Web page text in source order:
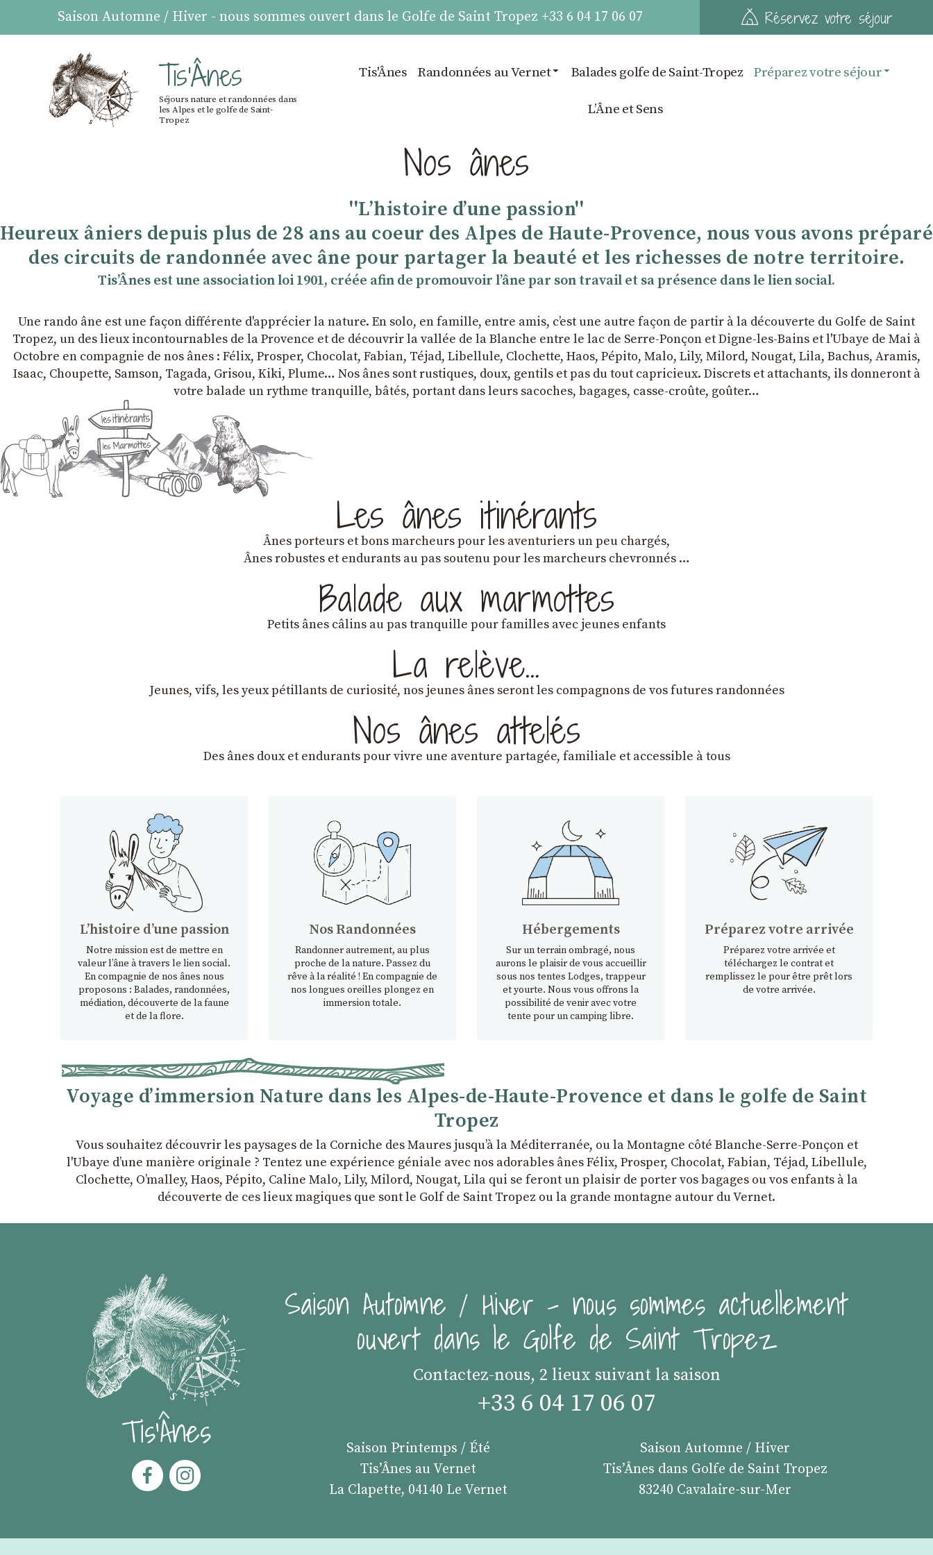
Saison Automne / Hiver - nous sommes ouvert dans le Golfe de Saint Tropez +33 6 04 17 06 07 Réservez votre séjour
Tis'Ânes
Séjours nature et randonnées dans
les Alpes et le golfe de Saint-
Tropez
Tis'Ânes Randonnées au Vernet Balades golfe de Saint-Tropez Préparez votre séjour
LʼÂne et Sens
Nos ânes
''Lʼhistoire dʼune passion''
Heureux âniers depuis plus de 28 ans au coeur des Alpes de Haute-Provence, nous vous avons préparé
des circuits de randonnée avec âne pour partager la beauté et les richesses de notre territoire.
TisʼÂnes est une association loi 1901, créée afin de promouvoir lʼâne par son travail et sa présence dans le lien social.
Une rando âne est une façon différente d'apprécier la nature. En solo, en famille, entre amis, cʼest une autre façon de partir à la découverte du Golfe de Saint
Tropez, un des lieux incontournables de la Provence et de découvrir la vallée de la Blanche entre le lac de Serre-Ponçon et Digne-les-Bains et l'Ubaye de Mai à
Octobre en compagnie de nos ânes : Félix, Prosper, Chocolat, Fabian, Téjad, Libellule, Clochette, Haos, Pépito, Malo, Lily, Milord, Nougat, Lila, Bachus, Aramis,
Isaac, Choupette, Samson, Tagada, Grisou, Kiki, Plume… Nos ânes sont rustiques, doux, gentils et pas du tout capricieux. Discrets et attachants, ils donneront à
votre balade un rythme tranquille, bâtés, portant dans leurs sacoches, bagages, casse-croûte, goûter…
Les ânes itinérants
Ânes porteurs et bons marcheurs pour les aventuriers un peu chargés,
Ânes robustes et endurants au pas soutenu pour les marcheurs chevronnés …
Balade aux marmottes
Petits ânes câlins au pas tranquille pour familles avec jeunes enfants
La relève…
Jeunes, vifs, les yeux pétillants de curiosité, nos jeunes ânes seront les compagnons de vos futures randonnées
Nos ânes attelés
Des ânes doux et endurantspour vivre une aventure partagée, familiale et accessible à tous
Lʼhistoire dʼune passion
Notre mission est de mettre en
valeur l’âne à travers le lien social.
En compagnie de nos ânes nous
proposons : Balades, randonnées,
médiation, découverte de la faune
et de la flore.
Nos Randonnées
Randonner autrement, au plus
proche de la nature. Passez du
rêve à la réalité ! En compagnie de
nos longues oreilles plongez en
immersion totale.
Hébergements
Sur un terrain ombragé, nous
aurons le plaisir de vous accueillir
sous nos tentes Lodges, trappeur
et yourte. Nous vous offrons la
possibilité de venir avec votre
tente pour un camping libre.
Préparez votre arrivée
Préparez votre arrivée et
téléchargez le contrat et
remplissez le pour être prêt lors
de votre arrivée.
Voyage d’immersion Nature dans les Alpes-de-Haute-Provence et dans le golfe de Saint
Tropez
Vous souhaitez découvrir les paysages de la Corniche des Maures jusqu’à la Méditerranée, ou la Montagne côté Blanche-Serre-Ponçon et
l'Ubaye dʼune manière originale ? Tentez une expérience géniale avec nos adorables ânes Félix, Prosper, Chocolat, Fabian, Téjad, Libellule,
Clochette, Oʼmalley, Haos, Pépito, Caline Malo, Lily, Milord, Nougat, Lila qui se feront un plaisir de porter vos bagages ou vos enfants à la
découverte de ces lieux magiques que sont le Golf de Saint Tropez ou la grande montagne autour du Vernet.
Tis'Ânes
Saison Automne / Hiver - nous sommes actuellement
ouvert dans le Golfe de Saint Tropez
Contactez-nous, 2 lieux suivant la saison
+33 6 04 17 06 07
Saison Printemps / Été
Tis’Ânes au Vernet
La Clapette, 04140 Le Vernet
Saison Automne / Hiver
Tis’Ânes dans Golfe de Saint Tropez
83240 Cavalaire-sur-Mer